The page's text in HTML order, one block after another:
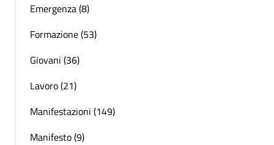
Emergenza (8)
Formazione (53)
Giovani (36)
Lavoro (21)
Manifestazioni (149)
Manifesto (9)